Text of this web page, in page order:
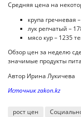
Средняя цена на
крупа гречневая
лук репчатый –
мясо кур – 1235
Обзор цен за неделю
значимые продукты
Автор Ирина Лукичева
Источник zakon.kz
рост цен